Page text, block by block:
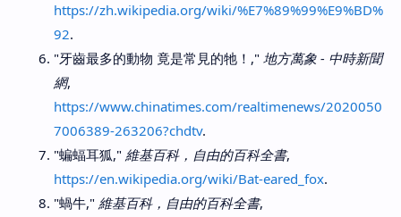
https://zh.wikipedia.org/wiki/%E7%89%99%E9%BD%
92.
"牙齒最多的動物 竟是常見的牠！," 地方萬象 - 中時新聞
網,
https://www.chinatimes.com/realtimenews/2020050
7006389-263206?chdtv.
"蝙蝠耳狐," 維基百科，自由的百科全書,
https://en.wikipedia.org/wiki/Bat-eared_fox.
"蝸牛," 維基百科，自由的百科全書,